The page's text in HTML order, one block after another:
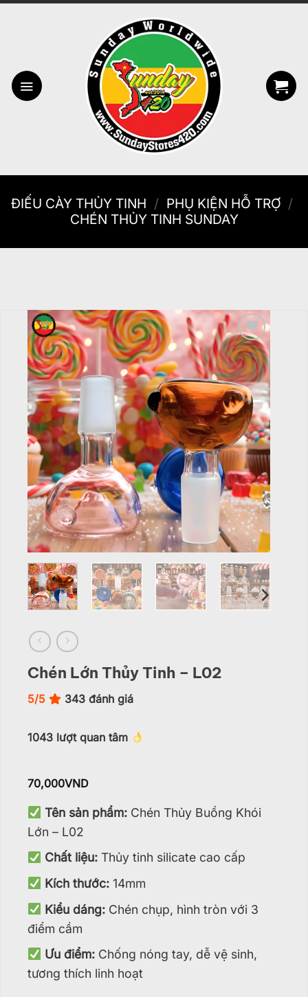
Bỏ
ĐIẾU CÀY THỦY TINH / PHỤ KIỆN HỖ TRỢ /
CHÉN THỦY TINH SUNDAY
Add to
wishlist
Chén Lớn Thủy Tinh – L02
5/5 343 đánh giá
1043 lượt quan tâm
70,000VND
Tên sản phẩm: Chén Thủy Buồng Khói
Lớn – L02
Chất liệu: Thủy tinh silicate cao cấp
Kích thước: 14mm
Kiểu dáng: Chén chụp, hình tròn với 3
điểm cầm
Ưu điểm: Chống nóng tay, dễ vệ sinh,
tương thích linh hoạt